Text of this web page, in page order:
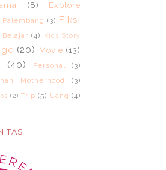
(8)
Explore
Palembang (3) Fiksi
Belajar (4) Kids Story
(20) Movie (13)
(40) Personal (3)
Motherhood (3)
(2) Trip (5) Uang (4)